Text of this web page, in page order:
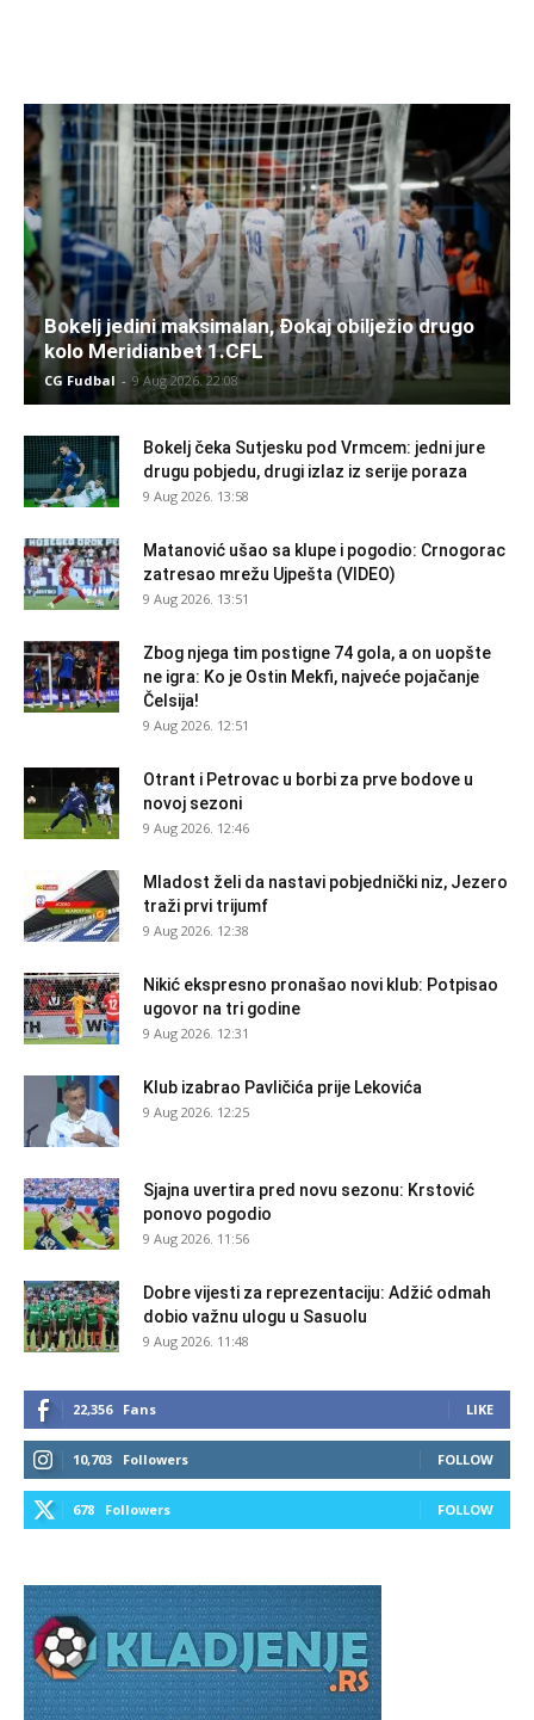
Bokelj jedini maksimalan, Đokaj obilježio drugo
kolo Meridianbet 1.CFL
CG Fudbal - 9 Aug 2026. 22:08
Bokelj čeka Sutjesku pod Vrmcem: jedni jure
drugu pobjedu, drugi izlaz iz serije poraza
9 Aug 2026. 13:58
Matanović ušao sa klupe i pogodio: Crnogorac
zatresao mrežu Ujpešta (VIDEO)
9 Aug 2026. 13:51
Zbog njega tim postigne 74 gola, a on uopšte
ne igra: Ko je Ostin Mekfi, najveće pojačanje
Čelsija!
9 Aug 2026. 12:51
Otrant i Petrovac u borbi za prve bodove u
novoj sezoni
9 Aug 2026. 12:46
Mladost želi da nastavi pobjednički niz, Jezero
traži prvi trijumf
9 Aug 2026. 12:38
Nikić ekspresno pronašao novi klub: Potpisao
ugovor na tri godine
9 Aug 2026. 12:31
Klub izabrao Pavličića prije Lekovića
9 Aug 2026. 12:25
Sjajna uvertira pred novu sezonu: Krstović
ponovo pogodio
9 Aug 2026. 11:56
Dobre vijesti za reprezentaciju: Adžić odmah
dobio važnu ulogu u Sasuolu
9 Aug 2026. 11:48
22,356 Fans LIKE
10,703 Followers FOLLOW
678 Followers FOLLOW